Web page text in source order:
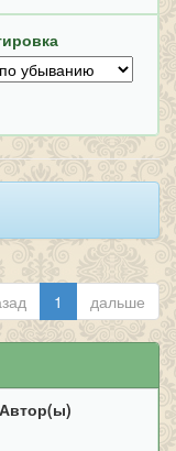
1 дальше
Автор(ы)